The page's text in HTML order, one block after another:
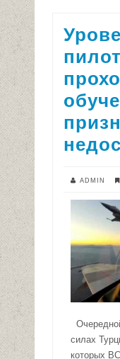
ADMIN
силах
которых